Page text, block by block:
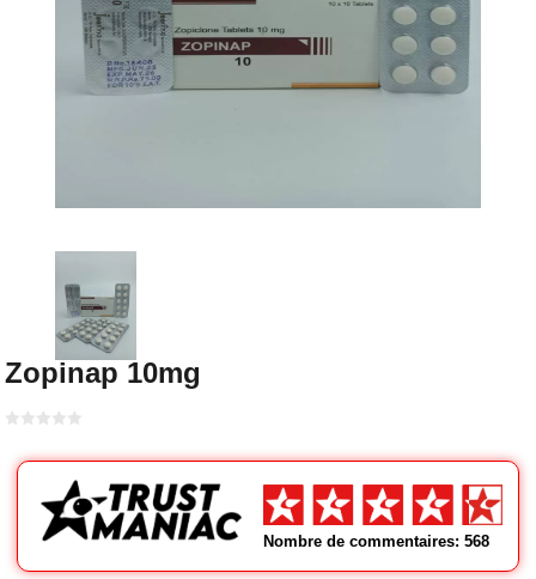
Zopinap 10mg
mitvon 5
Nombre de commentaires: 568